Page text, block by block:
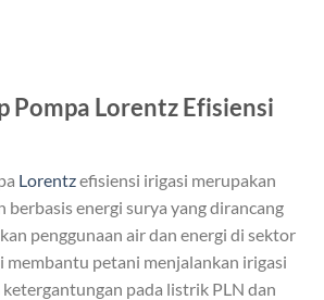
Pompa Lorentz Efisiensi
Lorentzefisiensi irigasi merupakan
berbasis energi surya yang dirancang
penggunaan air dan energi di sektor
membantu petani menjalankan irigasi
pada listrik PLN dan